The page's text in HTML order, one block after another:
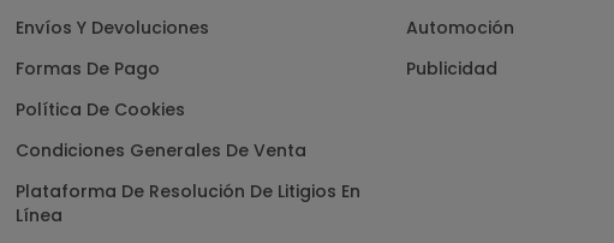
Envíos Y Devoluciones
Formas De Pago
Política De Cookies
Condiciones Generales De Venta
Plataforma De Resolución De Litigios En
Línea
Automoción
Publicidad